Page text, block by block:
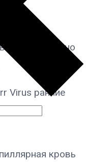
отдельно
Virus ранние
кровь